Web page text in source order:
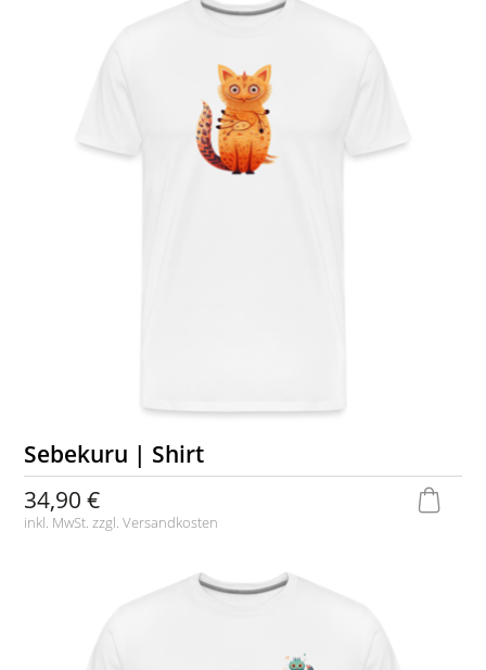
Sebekuru | Shirt
34,90 €
inkl. MwSt. zzgl.Versandkosten